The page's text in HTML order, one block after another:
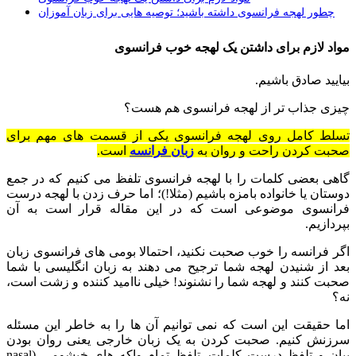
چطور لهجه فرانسوی داشته باشید؛ توصیه هایی برای زبان آموزان
مواد لازم برای داشتن یک لهجه خوب فرانسوی
بیایید صادق باشیم.
چیزی جذاب تر از لهجه فرانسوی هم هست؟
تسلط کامل روی لهجه فرانسوی یکی از قسمت های مهم برای
صحبت کردن راحت و روان به زبان فرانسه است.
گاهی بعضی کلمات را با لهجه فرانسوی تلفظ می کنیم که در جمع
دوستان یا خانواده بامزه باشیم (مثلا!)؛ اما حرف زدن با لهجه درست
فرانسوی موضوعی است که در این مقاله قرار است به آن
بپردازیم.
اگر فرانسه را خوب صحبت نکنید، احتمالا بومی های فرانسوی زبان
بعد از شنیدن لهجه شما ترجیح می دهند به زبان انگلیسی با شما
صحبت کنند و لهجه شما را نشنوند! خیلی ناامید کننده و زشت است،
نه؟
اما حقیقت این است که نمی توانیم آن ها را به خاطر این مسئله
سرزنش کنیم. صحبت کردن به یک زبان خارجی یعنی روان بودن